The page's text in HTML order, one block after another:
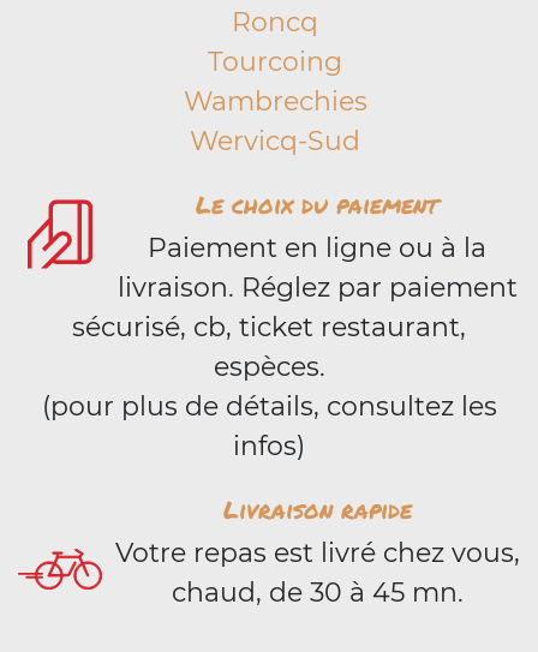
Roncq
Tourcoing
Wambrechies
Wervicq-Sud
Le choix du paiement
Paiement en ligne ou à la
livraison. Réglez par paiement
sécurisé, cb, ticket restaurant,
espèces.
(pour plus de détails, consultez les
infos)
Livraison rapide
Votre repas est livré chez vous,
chaud, de 30 à 45 mn.